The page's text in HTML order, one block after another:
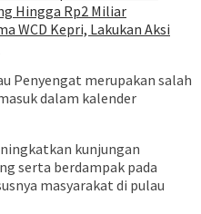
Hingga Rp2 Miliar
WCD Kepri, Lakukan Aksi
Penyengat merupakan salah
dalam kalender
kunjungan
serta berdampak pada
masyarakat di pulau